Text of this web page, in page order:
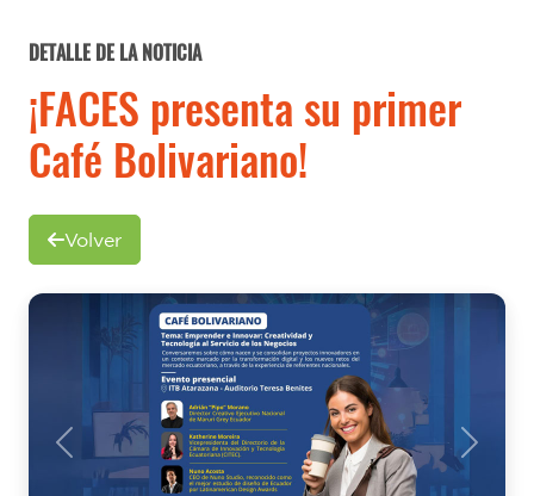
DETALLE DE LA NOTICIA
¡FACES presenta su primer
Café Bolivariano!
Volver
Previous Next